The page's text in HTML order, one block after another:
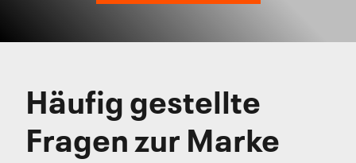
Häufig gestellte
Fragen zur Marke